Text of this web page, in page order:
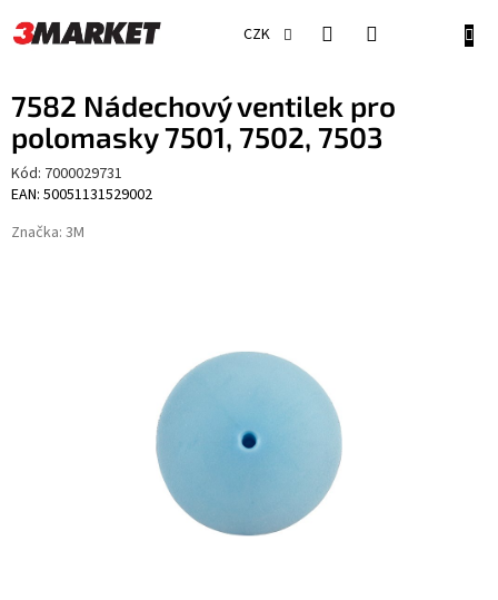
na
obsah
CZK
7582 Nádechový ventilek pro
polomasky 7501, 7502, 7503
Kód: 7000029731
EAN: 50051131529002
Značka: 3M